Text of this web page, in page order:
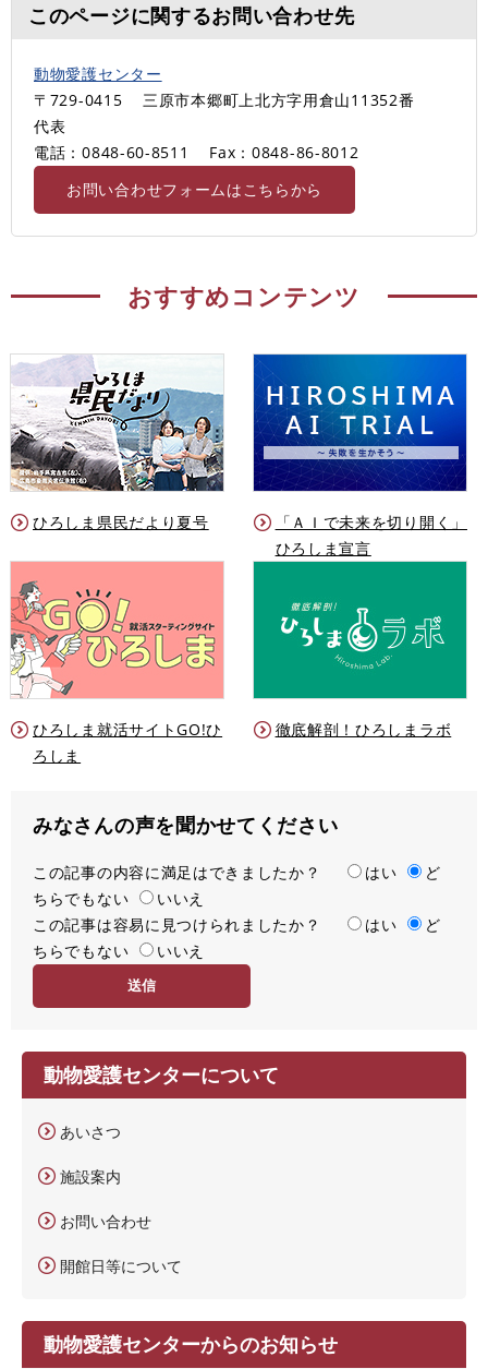
このページに関するお問い合わせ先
動物愛護センター
〒729-0415
三原市本郷町上北方字用倉山11352番
代表
電話：0848-60-8511
Fax：0848-86-8012
お問い合わせフォームはこちらから
おすすめコンテンツ
ひろしま県民だより夏号
「ＡＩで未来を切り開く」
ひろしま宣言
ひろしま就活サイトGO!ひ
ろしま
徹底解剖！ひろしまラボ
みなさんの声を聞かせてください
満
足
度
この記事の内容に満足はできましたか？ はい
ど
ちらでもない
いいえ
容
易
この記事は容易に見つけられましたか？ はい
ど
ちらでもない
いいえ
動物愛護センターについて
あいさつ
施設案内
お問い合わせ
開館日等について
動物愛護センターからのお知らせ